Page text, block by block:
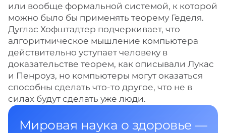
или вообще формальной системой, к которой
можно было бы применять теорему Геделя.
Дуглас Хофштадтер подчеркивает, что
алгоритмическое мышление компьютера
действительно уступает человеку в
доказательстве теорем, как описывали Лукас
и Пенроуз, но компьютеры могут оказаться
способны сделать что-то другое, что не в
силах будут сделать уже люди.
Мировая наука о здоровье —